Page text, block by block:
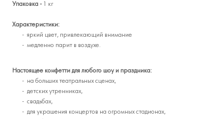
Упаковка - 1 кг
Характеристики:
яркий цвет, привлекающий внимание
медленно парит в воздухе.
Настоящее конфетти для любого шоу и праздника:
на больших театральных сценах,
детских утренниках,
свадьбах,
для украшения концертов на огромных стадионах,